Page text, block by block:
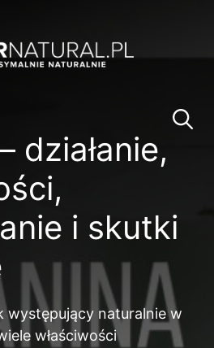
działanie,
i skutki
występujący naturalnie w
właściwości